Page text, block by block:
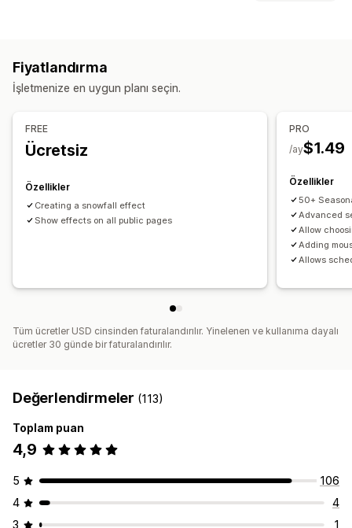
İmleç efekti
Özel animasyonlar
Etkileşimli analizler Sayfaya özgü efektler
Sonbahar
Yeni Yıl
İlkbahar
Özel etkinlikler
Fiyatlandırma
İşletmenize en uygun planı seçin.
FREE
Ücretsiz
Özellikler
Creating a snowfall effect
Show effects on all public pages
PRO
$1.49
/ay
Özellikler
50+
Advanced
Allow
Adding
Allows
Tüm ücretler USD cinsinden faturalandırılır. Yinelenen ve kullanıma dayalı
ücretler 30 günde bir faturalandırılır.
Değerlendirmeler (113)
Toplam puan
4,9
5
106
4
4
3
1